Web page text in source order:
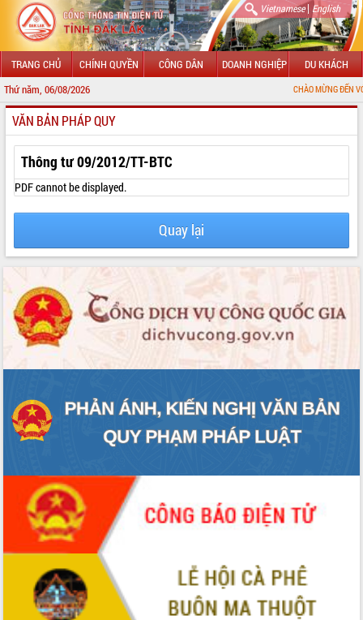
Vietnamese| English
TRANG CHỦ CHÍNH QUYỀN CÔNG DÂN DOANH NGHIỆP DU KHÁCH
Thứ năm, 06/08/2026 CHÀO MỪNG ĐẾN VỚI CỔNG
GIỚI THIỆU
TIN TỨC SỰ KIỆN
UBND CÁC XÃ, PHƯỜNG
THÔNG TIN CHỈ ĐẠO ĐIỀU HÀNH
HỆ THỐNG VĂN BẢN
VĂN BẢN HĐND TỈNH
QUY HOẠCH - KẾ HOẠCH
VĂN BẢN PHÁP QUY
Thông tư 09/2012/TT-BTC
PDF cannot be displayed.
Quay lại